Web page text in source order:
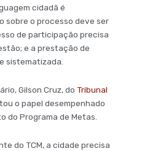
cidadã é
sobre o processo deve ser
de participação precisa
e a prestação de
sistematizada.
Gilson Cruz, do Tribunal
o papel desempenhado
do Programa de Metas.
do TCM, a cidade precisa